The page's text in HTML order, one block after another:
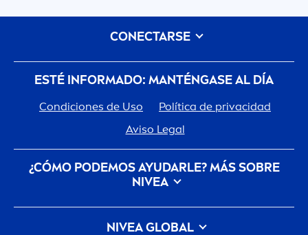
ESTÉ INFORMADO: MANTÉNGASE AL DÍA
Condiciones de Uso
Política de privacidad
Aviso Legal
¿CÓMO PODEMOS AYUDARLE? MÁS SOBRE
NIVEA
Historia De La Marca
Trabajar en Beiersdorf
NIVEAGLOBAL
CONECTARSE